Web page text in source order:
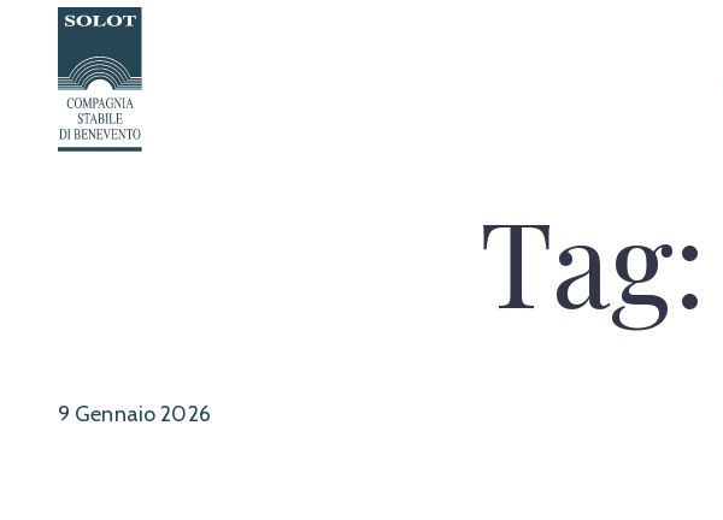
contenuto
Tag:
9 Gennaio 2026